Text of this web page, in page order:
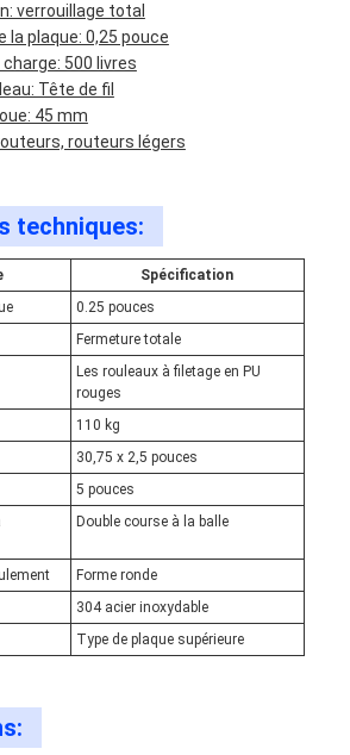
verrouillage total
la plaque: 0,25 pouce
500 livres
Tête de fil
45 mm
routeurs légers
techniques:
Spécification
0.25 pouces
Fermeture totale
Les rouleaux à filetage en PU
rouges
110 kg
30,75 x 2,5 pouces
5 pouces
Double course à la balle
Forme ronde
304 acier inoxydable
Type de plaque supérieure